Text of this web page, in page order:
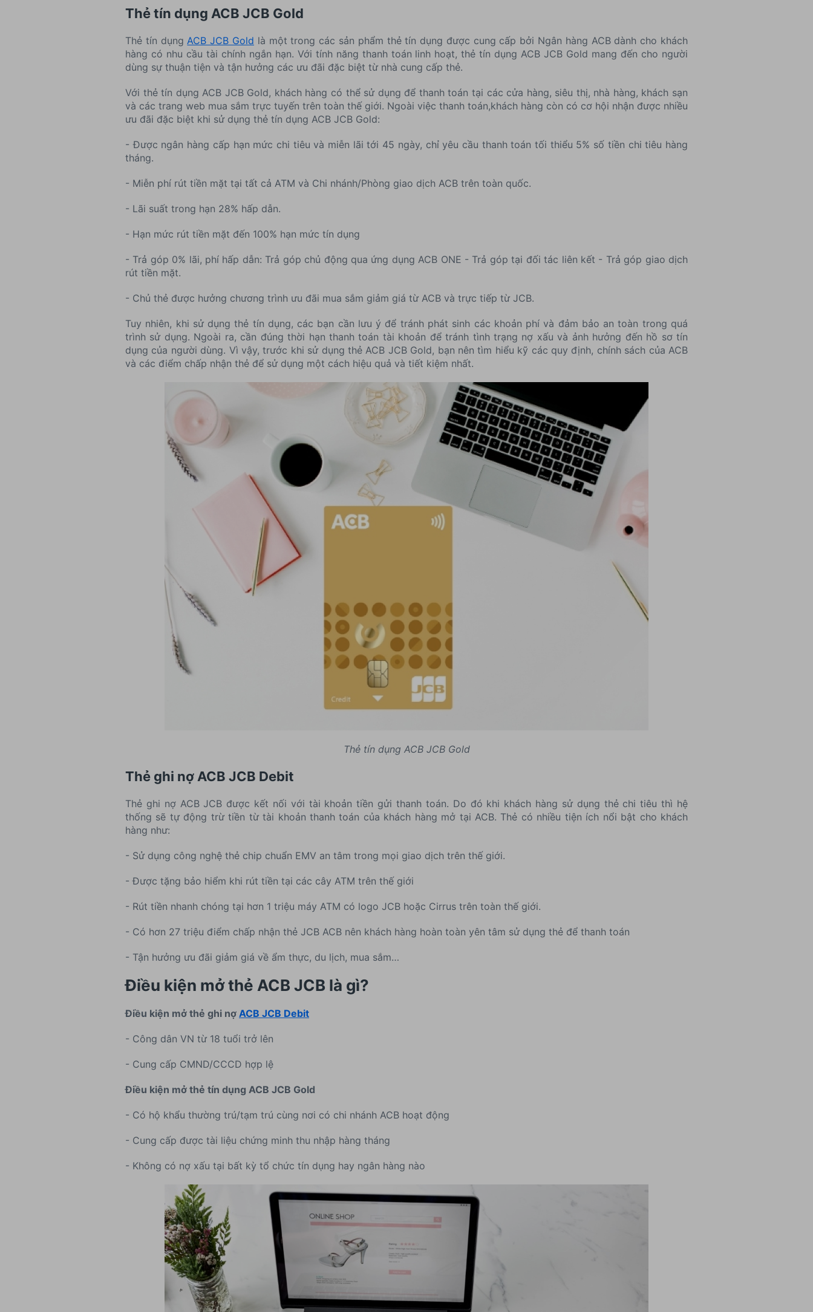
Thẻ tín dụng ACB JCB Gold
Thẻ tín dụngACB JCB Gold là một trong các sản phẩm thẻ tín dụng được cung cấp bởi Ngân hàng ACB dành cho khách
hàng có nhu cầu tài chính ngắn hạn. Với tính năng thanh toán linh hoạt, thẻ tín dụng ACB JCB Gold mang đến cho người
dùng sự thuận tiện và tận hưởng các ưu đãi đặc biệt từ nhà cung cấp thẻ.
Với thẻ tín dụng ACB JCB Gold, khách hàng có thể sử dụng để thanh toán tại các cửa hàng, siêu thị, nhà hàng, khách sạn
và các trang web mua sắm trực tuyến trên toàn thế giới. Ngoài việc thanh toán,khách hàng còn có cơ hội nhận được nhiều
ưu đãi đặc biệt khi sử dụng thẻ tín dụng ACB JCB Gold:
- Được ngân hàng cấp hạn mức chi tiêu và miễn lãi tới 45 ngày, chỉ yêu cầu thanh toán tối thiểu 5% số tiền chi tiêu hàng
tháng.
- Miễn phí rút tiền mặt tại tất cả ATM và Chi nhánh/Phòng giao dịch ACB trên toàn quốc.
- Lãi suất trong hạn 28% hấp dẫn.
- Hạn mức rút tiền mặt đến 100% hạn mức tín dụng
- Trả góp 0% lãi, phí hấp dẫn: Trả góp chủ động qua ứng dụng ACB ONE - Trả góp tại đối tác liên kết - Trả góp giao dịch
rút tiền mặt.
- Chủ thẻ được hưởng chương trình ưu đãi mua sắm giảm giá từ ACB và trực tiếp từ JCB.
Tuy nhiên, khi sử dụng thẻ tín dụng, các bạn cần lưu ý để tránh phát sinh các khoản phí và đảm bảo an toàn trong quá
trình sử dụng. Ngoài ra, cần đúng thời hạn thanh toán tài khoản để tránh tình trạng nợ xấu và ảnh hưởng đến hồ sơ tín
dụng của người dùng. Vì vậy, trước khi sử dụng thẻ ACB JCB Gold, bạn nên tìm hiểu kỹ các quy định, chính sách của ACB
và các điểm chấp nhận thẻ để sử dụng một cách hiệu quả và tiết kiệm nhất.
Thẻ tín dụng ACB JCB Gold
Thẻ ghi nợ ACB JCB Debit
Thẻ ghi nợ ACB JCB được kết nối với tài khoản tiền gửi thanh toán. Do đó khi khách hàng sử dụng thẻ chi tiêu thì hệ
thống sẽ tự động trừ tiền từ tài khoản thanh toán của khách hàng mở tại ACB. Thẻ có nhiều tiện ích nổi bật cho khách
hàng như:
- Sử dụng công nghệ thẻ chip chuẩn EMV an tâm trong mọi giao dịch trên thế giới.
- Được tặng bảo hiểm khi rút tiền tại các cây ATM trên thế giới
- Rút tiền nhanh chóng tại hơn 1 triệu máy ATM có logo JCB hoặc Cirrus trên toàn thế giới.
- Có hơn 27 triệu điểm chấp nhận thẻ JCB ACB nên khách hàng hoàn toàn yên tâm sử dụng thẻ để thanh toán
- Tận hưởng ưu đãi giảm giá về ẩm thực, du lịch, mua sắm…
Điều kiện mở thẻ ACB JCB là gì?
Điều kiện mở thẻ ghi nợ ACB JCB Debit
- Công dân VN từ 18 tuổi trở lên
- Cung cấp CMND/CCCD hợp lệ
Điều kiện mở thẻ tín dụng ACB JCB Gold
- Có hộ khẩu thường trú/tạm trú cùng nơi có chi nhánh ACB hoạt động
- Cung cấp được tài liệu chứng minh thu nhập hàng tháng
- Không có nợ xấu tại bất kỳ tổ chức tín dụng hay ngân hàng nào